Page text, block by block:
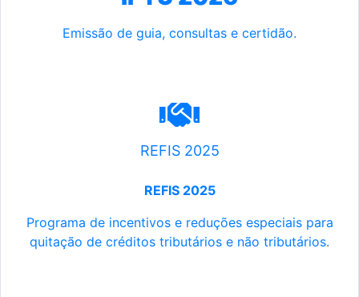
Emissão de guia, consultas e certidão.
REFIS 2025
REFIS 2025
Programa de incentivos e reduções especiais para
quitação de créditos tributários e não tributários.